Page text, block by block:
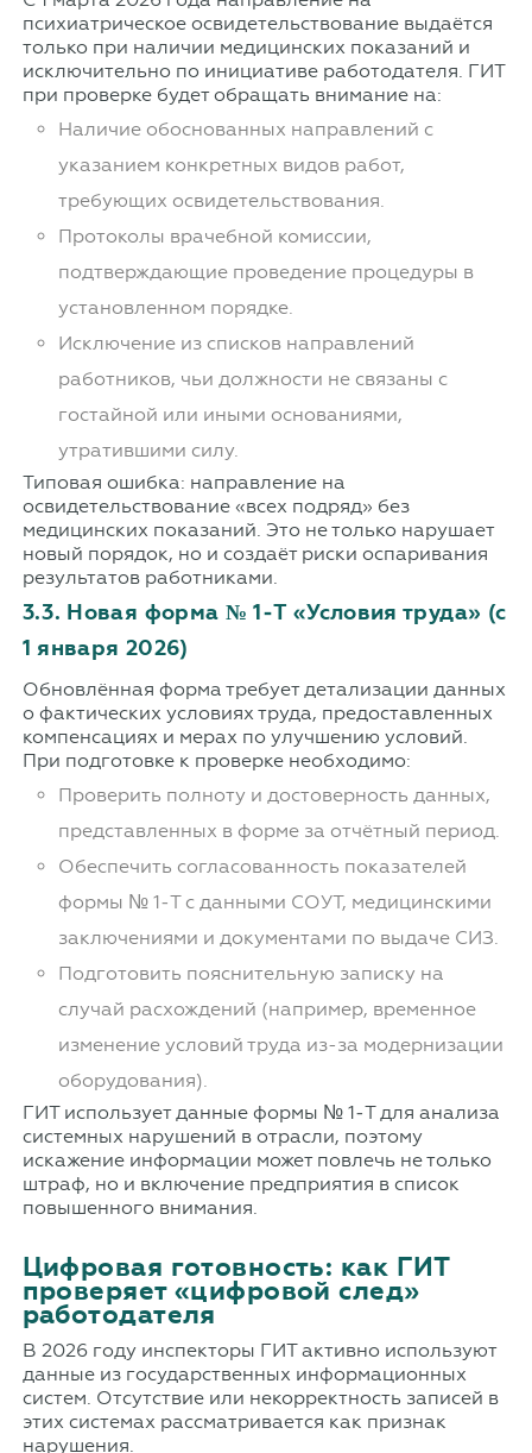
психиатрическое освидетельствование выдаётся
только при наличии медицинских показаний и
исключительно по инициативе работодателя. ГИТ
при проверке будет обращать внимание на:
Наличие обоснованных направлений с
указанием конкретных видов работ,
требующих освидетельствования.
Протоколы врачебной комиссии,
подтверждающие проведение процедуры в
установленном порядке.
Исключение из списков направлений
работников, чьи должности не связаны с
гостайной или иными основаниями,
утратившими силу.
Типовая ошибка: направление на
освидетельствование «всех подряд» без
медицинских показаний. Это не только нарушает
новый порядок, но и создаёт риски оспаривания
результатов работниками.
3.3. Новая форма № 1‑Т «Условия труда» (с
1 января 2026)
Обновлённая форма требует детализации данных
о фактических условиях труда, предоставленных
компенсациях и мерах по улучшению условий.
При подготовке к проверке необходимо:
Проверить полноту и достоверность данных,
представленных в форме за отчётный период.
Обеспечить согласованность показателей
формы № 1‑Т с данными СОУТ, медицинскими
заключениями и документами по выдаче СИЗ.
Подготовить пояснительную записку на
случай расхождений (например, временное
изменение условий труда из-за модернизации
оборудования).
ГИТ использует данные формы № 1‑Т для анализа
системных нарушений в отрасли, поэтому
искажение информации может повлечь не только
штраф, но и включение предприятия в список
повышенного внимания.
Цифровая готовность: как ГИТ
проверяет «цифровой след»
работодателя
В 2026 году инспекторы ГИТ активно используют
данные из государственных информационных
систем. Отсутствие или некорректность записей в
этих системах рассматривается как признак
нарушения.